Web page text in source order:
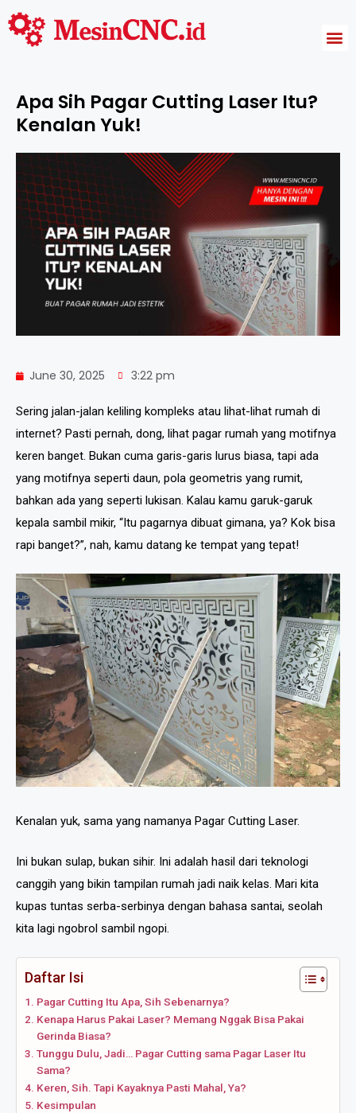
Apa Sih Pagar Cutting Laser Itu?
Kenalan Yuk!
June 30, 2025 3:22 pm
Sering jalan-jalan keliling kompleks atau lihat-lihat rumah di
internet? Pasti pernah, dong, lihat pagar rumah yang motifnya
keren banget. Bukan cuma garis-garis lurus biasa, tapi ada
yang motifnya seperti daun, pola geometris yang rumit,
bahkan ada yang seperti lukisan. Kalau kamu garuk-garuk
kepala sambil mikir, “Itu pagarnya dibuat gimana, ya? Kok bisa
rapi banget?”, nah, kamu datang ke tempat yang tepat!
Kenalan yuk, sama yang namanya Pagar Cutting Laser.
Ini bukan sulap, bukan sihir. Ini adalah hasil dari teknologi
canggih yang bikin tampilan rumah jadi naik kelas. Mari kita
kupas tuntas serba-serbinya dengan bahasa santai, seolah
kita lagi ngobrol sambil ngopi.
Daftar Isi
Pagar Cutting Itu Apa, Sih Sebenarnya?
Kenapa Harus Pakai Laser? Memang Nggak Bisa Pakai
Gerinda Biasa?
Tunggu Dulu, Jadi… Pagar Cutting sama Pagar Laser Itu
Sama?
Keren, Sih. Tapi Kayaknya Pasti Mahal, Ya?
Kesimpulan